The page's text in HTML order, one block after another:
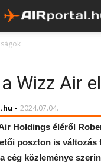
Wizz Air
- 2024.07.04.
Holdings éléről
poszton is változás
cég közleménye